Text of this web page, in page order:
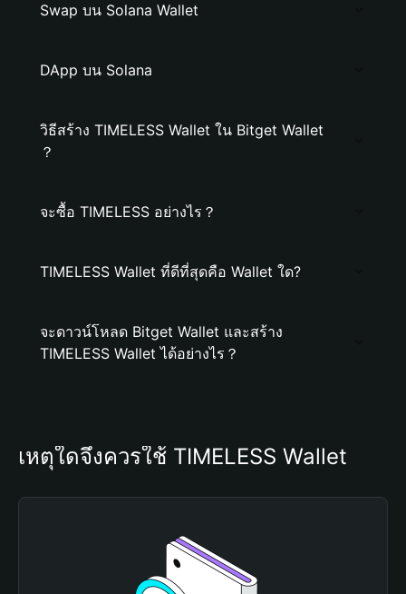
Swap บน Solana Wallet
DApp บน Solana
วิธีสร้าง TIMELESS Wallet ใน Bitget Wallet
？
จะซื้อ TIMELESS อย่างไร？
TIMELESS Wallet ที่ดีที่สุดคือ Wallet ใด?
จะดาวน์โหลด Bitget Wallet และสร้าง
TIMELESS Wallet ได้อย่างไร？
เหตุใดจึงควรใช้ TIMELESS Wallet